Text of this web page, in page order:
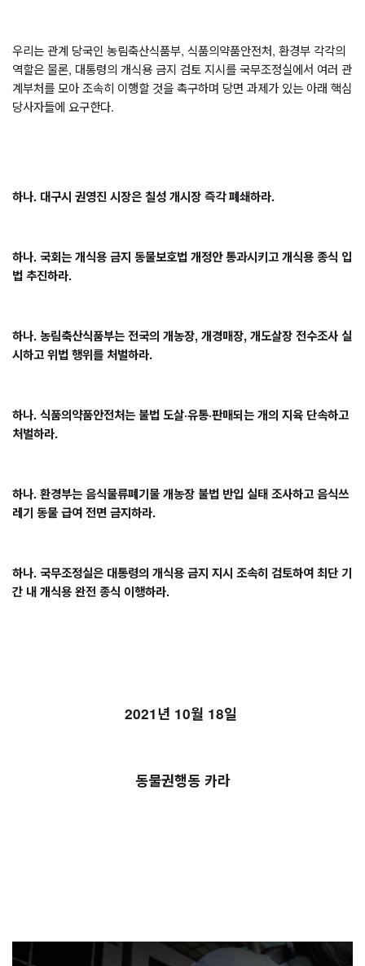
우리는 관계 당국인 농림축산식품부, 식품의약품안전처, 환경부 각각의
역할은 물론, 대통령의 개식용 금지 검토 지시를 국무조정실에서 여러 관
계부처를 모아 조속히 이행할 것을 촉구하며 당면 과제가 있는 아래 핵심
당사자들에 요구한다.
하나. 대구시 권영진 시장은 칠성 개시장 즉각 폐쇄하라.
하나. 국회는 개식용 금지 동물보호법 개정안 통과시키고 개식용 종식 입
법 추진하라.
하나. 농림축산식품부는 전국의 개농장, 개경매장, 개도살장 전수조사 실
시하고 위법 행위를 처벌하라.
하나. 식품의약품안전처는 불법 도살·유통·판매되는 개의 지육 단속하고
처벌하라.
하나. 환경부는 음식물류폐기물 개농장 불법 반입 실태 조사하고 음식쓰
레기 동물 급여 전면 금지하라.
하나. 국무조정실은 대통령의 개식용 금지 지시 조속히 검토하여 최단 기
간 내 개식용 완전 종식 이행하라.
2021년 10월 18일
동물권행동 카라